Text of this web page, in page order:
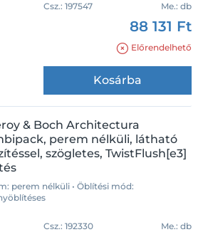
Csz.: 197547 Me.: db
88 131 Ft
Előrendelhető
Kosárba
& Boch Architectura
perem nélküli, látható
szögletes, TwistFlush[e3]
perem nélküli • Öblítési mód:
Csz.: 192330 Me.: db